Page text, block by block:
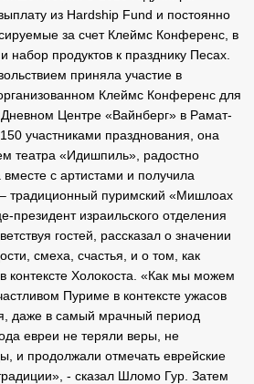
из Hardship Fund и постоянно
за счет Клеймс Конференс, в
набор продуктов к празднику Песах.
приняла участие в
Клеймс Конференс для
Центре «Вайнберг» в Рамат-
участниками празднования, она
театра «Идишпиль», радостно
с артистами и получила
традиционный пуримский «Мишлоах
израильского отделения
гостей, рассказал о значении
смеха, счастья, и о том, как
контексте Холокоста. «Как мы можем
Пуриме в контексте ужасов
даже в самый мрачный период
евреи не теряли веры, не
и продолжали отмечать еврейские
- сказал Шломо Гур. Затем